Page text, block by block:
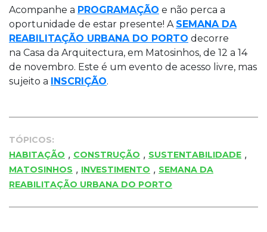
Acompanhe a PROGRAMAÇÃO e não perca a
oportunidade de estar presente! A SEMANA DA
REABILITAÇÃO URBANA DO PORTO decorre
na Casa da Arquitectura, em Matosinhos, de 12 a 14
de novembro. Este é um evento de acesso livre, mas
sujeito a INSCRIÇÃO.
TÓPICOS:
HABITAÇÃO , CONSTRUÇÃO , SUSTENTABILIDADE ,
MATOSINHOS , INVESTIMENTO , SEMANA DA
REABILITAÇÃO URBANA DO PORTO